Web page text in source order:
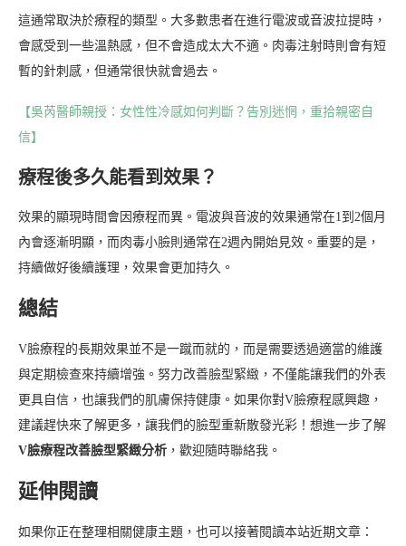
這通常取決於療程的類型。大多數患者在進行電波或音波拉提時，
會感受到一些溫熱感，但不會造成太大不適。肉毒注射時則會有短
暫的針刺感，但通常很快就會過去。
【吳芮醫師親授：女性性冷感如何判斷？告別迷惘，重拾親密自
信】
療程後多久能看到效果？
效果的顯現時間會因療程而異。電波與音波的效果通常在1到2個月
內會逐漸明顯，而肉毒小臉則通常在2週內開始見效。重要的是，
持續做好後續護理，效果會更加持久。
總結
V臉療程的長期效果並不是一蹴而就的，而是需要透過適當的維護
與定期檢查來持續增強。努力改善臉型緊緻，不僅能讓我們的外表
更具自信，也讓我們的肌膚保持健康。如果你對V臉療程感興趣，
建議趕快來了解更多，讓我們的臉型重新散發光彩！想進一步了解
V臉療程改善臉型緊緻分析 ，歡迎隨時聯絡我。
延伸閱讀
如果你正在整理相關健康主題，也可以接著閱讀本站近期文章：